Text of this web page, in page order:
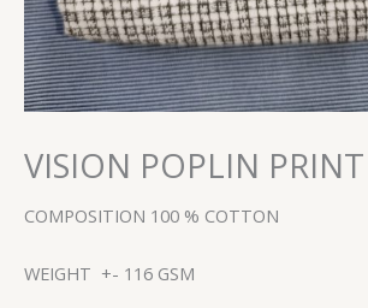
VISION POPLIN PRINT
COMPOSITION 100 % COTTON
WEIGHT +- 116 GSM